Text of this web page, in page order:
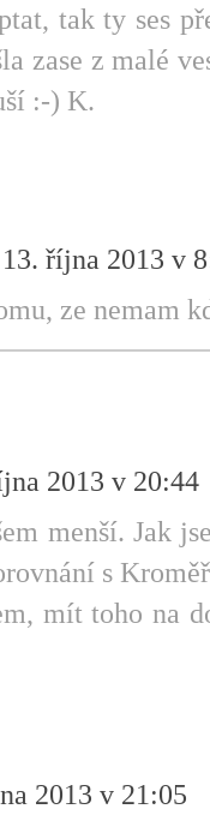
tak ty ses
zase z malé
:-) K.
13. října 2013 v
ze nemam
2013 v 20:44
menší. Jak
s
mít toho na
2013 v 21:05